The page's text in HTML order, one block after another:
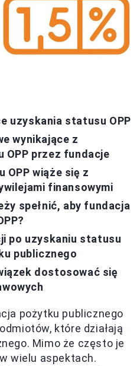
uzyskania statusu OPP
wynikające z
OPP przez fundacje
OPP wiąże się z
finansowymi
spełnić, aby fundacja
po uzyskaniu statusu
publicznego
dostosować się
pożytku publicznego
które działają
Mimo że często je
wielu aspektach.